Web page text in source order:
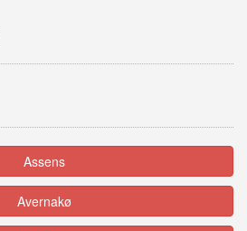
Assens
Avernakø